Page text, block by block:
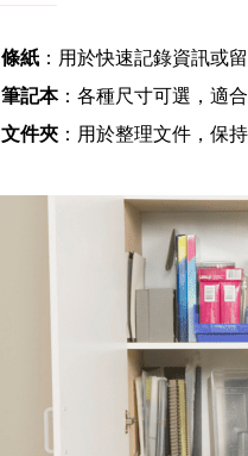
條紙 ：用於快速記錄資訊或
筆記本：各種尺寸可選，適
文件夾 ：用於整理文件，保